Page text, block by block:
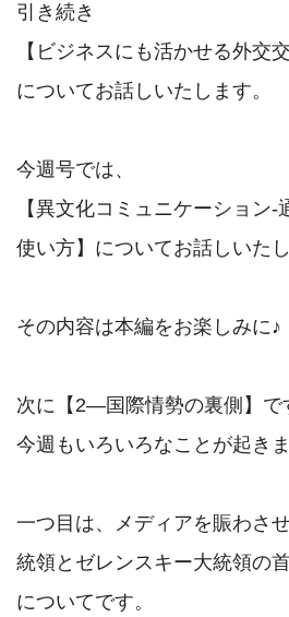
引き続き
【ビジネスにも活かせる外交
についてお話しいたします。
今週号では、
【異文化コミュニケーション
使い方】についてお話しいたし
その内容は本編をお楽しみに♪
次に【2―国際情勢の裏側】で
今週もいろいろなことが起きま
一つ目は、メディアを賑わさ
統領とゼレンスキー大統領の首
についてです。